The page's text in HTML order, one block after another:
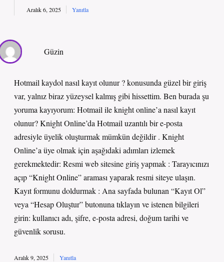
Aralık 6, 2025 Yanıtla
Güzin
Hotmail kaydol nasıl kayıt olunur ? konusunda güzel bir giriş
var, yalnız biraz yüzeysel kalmış gibi hissettim. Ben burada şu
yoruma kayıyorum: Hotmail ile knight online’a nasıl kayıt
olunur? Knight Online’da Hotmail uzantılı bir e-posta
adresiyle üyelik oluşturmak mümkün değildir . Knight
Online’a üye olmak için aşağıdaki adımları izlemek
gerekmektedir: Resmi web sitesine giriş yapmak : Tarayıcınızı
açıp “Knight Online” araması yaparak resmi siteye ulaşın.
Kayıt formunu doldurmak : Ana sayfada bulunan “Kayıt Ol”
veya “Hesap Oluştur” butonuna tıklayın ve istenen bilgileri
girin: kullanıcı adı, şifre, e-posta adresi, doğum tarihi ve
güvenlik sorusu.
Aralık 9, 2025 Yanıtla